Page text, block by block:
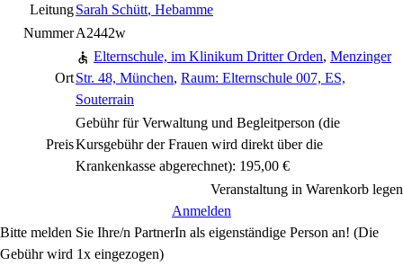
LeitungSarah Schütt, Hebamme
NummerA2442w
Ort
Elternschule, im Klinikum Dritter Orden, Menzinger
Str. 48, München, Raum: Elternschule 007, ES,
Souterrain
Preis
Gebühr für Verwaltung und Begleitperson (die
Kursgebühr der Frauen wird direkt über die
Krankenkasse abgerechnet): 195,00 €
Veranstaltung in Warenkorb legen
Anmelden
Bitte melden Sie Ihre/n PartnerIn als eigenständige Person an! (Die
Gebühr wird 1x eingezogen)